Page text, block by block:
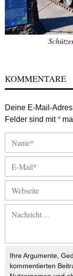
KOMMENTARE
Deine E-Mail-
Felder sind mit*
Ihre Argumente,
kommentierten